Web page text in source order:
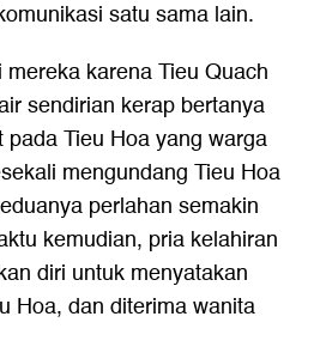
satu sama lain.
karena Tieu Quach
sendirian kerap bertanya
Tieu Hoa yang warga
mengundang Tieu Hoa
perlahan semakin
kemudian, pria kelahiran
diri untuk menyatakan
Hoa, dan diterima wanita